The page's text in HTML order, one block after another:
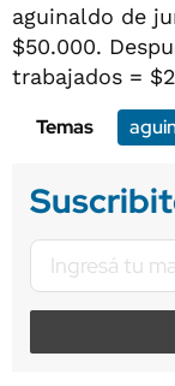
aguinaldo de
$50.000.
trabajados =
Temas